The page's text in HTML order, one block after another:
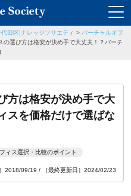
田区|ナレッジソサエティ > バーチャルオフ
の選び方は格安が決め手で大丈夫！？バーチ
方は格安が決め手で大
スを価格だけで選ばな
ィス選択・比較のポイント
］2018/09/19 / ［最終更新日］2024/02/23